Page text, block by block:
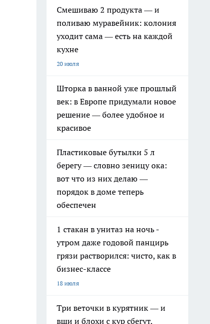
Смешиваю 2 продукта — и
поливаю муравейник: колония
уходит сама — есть на каждой
кухне
20 июля
Шторка в ванной уже прошлый
век: в Европе придумали новое
решение — более удобное и
красивое
Пластиковые бутылки 5 л
берегу — словно зеницу ока:
вот что из них делаю —
порядок в доме теперь
обеспечен
1 стакан в унитаз на ночь -
утром даже годовой панцирь
грязи растворился: чисто, как в
бизнес-классе
18 июля
Три веточки в курятник — и
вши и блохи с кур сбегут,